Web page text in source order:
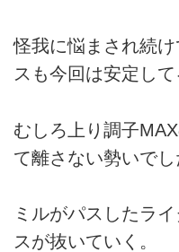
怪我に悩まされ続
スも今回は安定して
むしろ上り調子
て離さない勢いでし
ミルがパスしたラ
スが抜いていく。